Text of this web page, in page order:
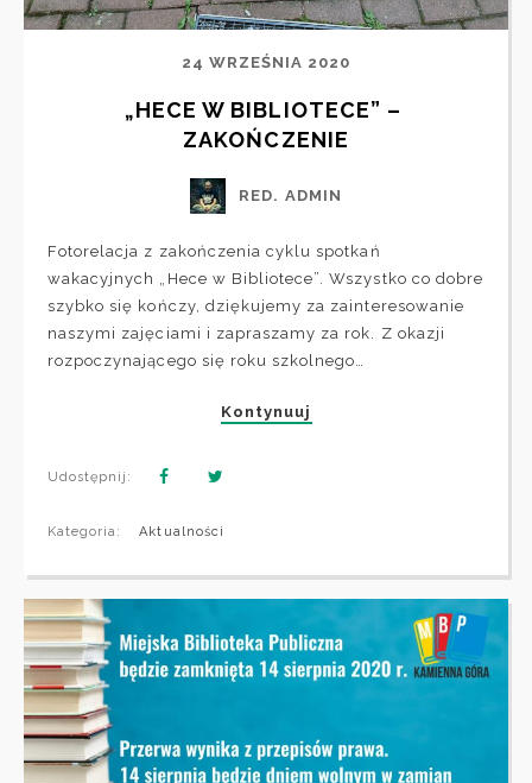
24 WRZEŚNIA 2020
„HECE W BIBLIOTECE” –
ZAKOŃCZENIE
RED. ADMIN
Fotorelacja z zakończenia cyklu spotkań
wakacyjnych „Hece w Bibliotece”. Wszystko co dobre
szybko się kończy, dziękujemy za zainteresowanie
naszymi zajęciami i zapraszamy za rok. Z okazji
rozpoczynającego się roku szkolnego…
Kontynuuj
Udostępnij:
Kategoria: Aktualności